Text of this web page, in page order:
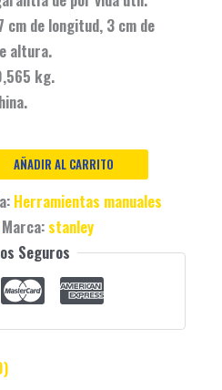
cm de longitud, 3 cm de
altura.
kg.
.
AÑADIR AL CARRITO
Herramientas manuales
Marca: stanley
Seguros